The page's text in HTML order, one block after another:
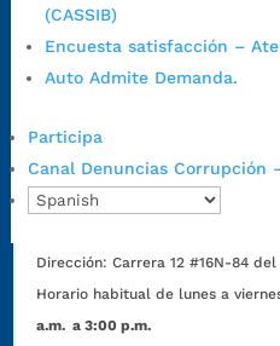
(CASSIB)
Encuesta satisfacción –
Auto Admite Demanda.
Participa
Canal Denuncias Corrupción
Horario de Atención:
1:00 p.m. a 5:30 p.m. / viernes
7:00 a.m. a 5:00 p.m., con 30
Lunes a jueves: 7:00 a.m. a
Viernes: 7:00 a.m. a 5:00
30 minutos de descanso al medio
Dirección:Carrera 12 #16N-84
Horario habitual de lunes a
a.m. a 3:00 p.m.